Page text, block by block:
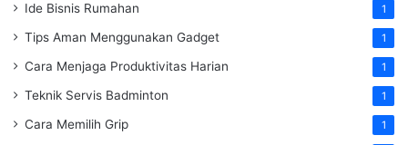
Ide Bisnis Rumahan 1
Tips Aman Menggunakan Gadget 1
Cara Menjaga Produktivitas Harian 1
Teknik Servis Badminton 1
Cara Memilih Grip 1